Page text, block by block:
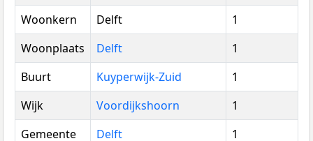
Woonkern
Delft
1
Woonplaats
Delft
1
Buurt
Kuyperwijk-Zuid
1
Wijk
Voordijkshoorn
1
Gemeente
Delft
1